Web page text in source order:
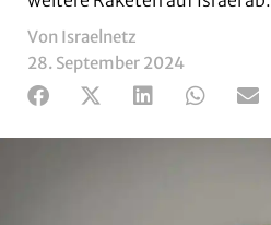
Von Israelnetz
28. September 2024